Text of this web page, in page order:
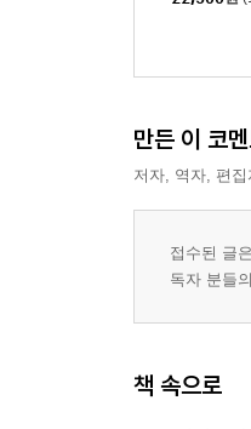
만든 이 코
저자, 역자, 편
접수된 글
독자 분들
책 속으로